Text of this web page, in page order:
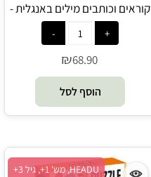
קוראים וכותבים מילים באנגלית -
HEADU
₪68.90
הוסף לסל
HEADU, מש' 1+, גיל 3+